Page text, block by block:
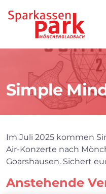
Simple
Im Juli 2025 kommen
Air-Konzerte nach
Goarshausen. Sichert
Anstehende